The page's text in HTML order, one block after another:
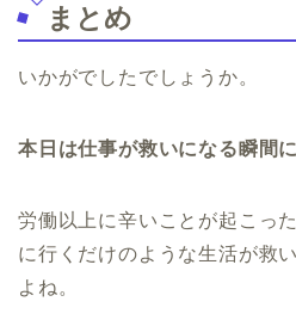
まとめ
いかがでしたでしょうか。
本日は仕事が救いになる瞬間
労働以上に辛いことが起こっ
に行くだけのような生活が救
よね。